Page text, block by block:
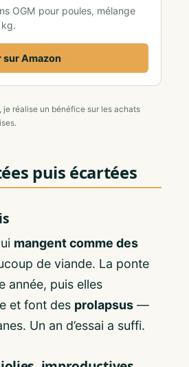
OGM pour poules, mélange
sur Amazon
je réalise un bénéfice sur les achats
puis écartées
mangent comme des
de viande. La ponte
année, puis elles
et font des prolapsus —
Un an d’essai a suffi.